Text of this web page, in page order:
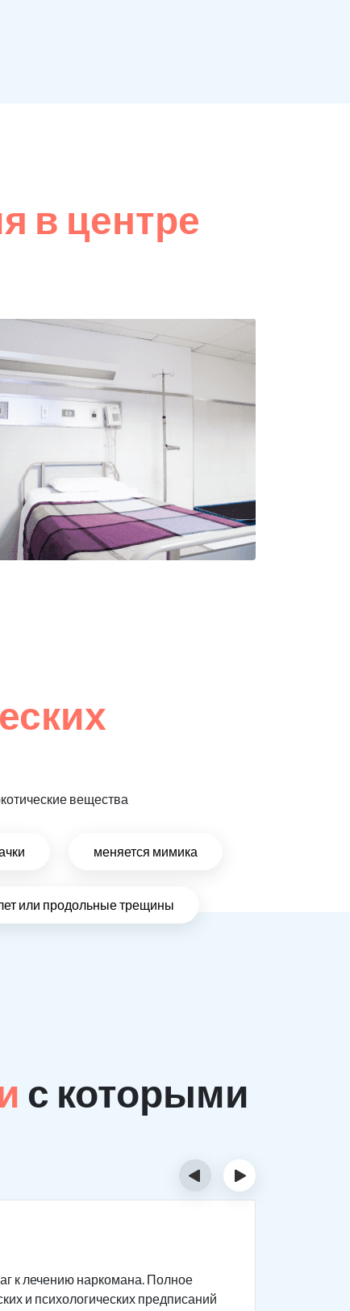
в центре
вещества
меняется мимика
или продольные трещины
с которыми
к лечению наркомана. Полное
и психологических предписаний
‹ ›